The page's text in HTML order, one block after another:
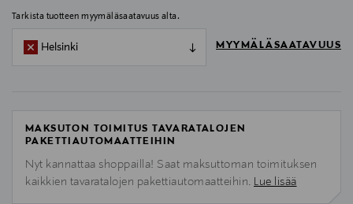
Tarkista tuotteen myymäläsaatavuus alta.
Helsinki MYYMÄLÄSAATAVUUS
MAKSUTON TOIMITUS TAVARATALOJEN
PAKETTIAUTOMAATTEIHIN
Nyt kannattaa shoppailla! Saat maksuttoman toimituksen
kaikkien tavaratalojen pakettiautomaatteihin. Lue lisää